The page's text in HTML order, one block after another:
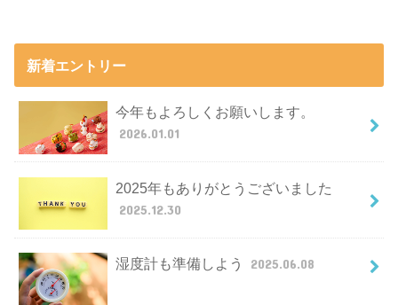
新着エントリー
今年もよろしくお願いします。
2026.01.01
2025年もありがとうございました
2025.12.30
湿度計も準備しよう 2025.06.08